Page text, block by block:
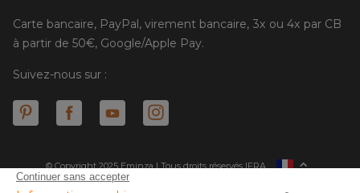
Carte bancaire, PayPal, virement bancaire, 3x ou 4x par CB
à partir de 50€, Google/Apple Pay.
Suivez-nous sur :
© Copyright 2025 Eminza | Tous droits réservés |
ESPAÑAFRA